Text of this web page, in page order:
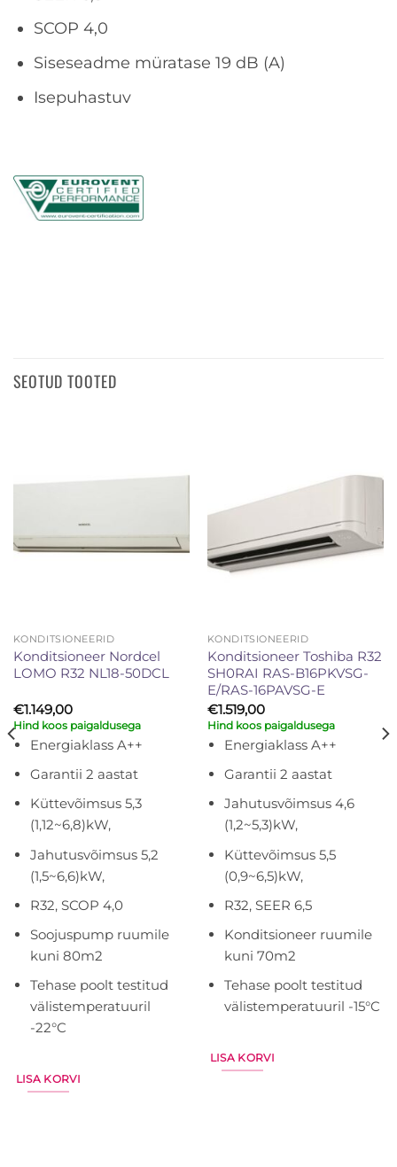
SCOP 4,0
Siseseadme müratase 19 dB (A)
Isepuhastuv
SEOTUD TOOTED
KONDITSIONEERID
Konditsioneer Nordcel
LOMO R32 NL18-50DCL
€1.149,00
Hind koos paigaldusega
Energiaklass A++
Garantii 2 aastat
Küttevõimsus 5,3
(1,12~6,8)kW,
Jahutusvõimsus 5,2
(1,5~6,6)kW,
R32, SCOP 4,0
Soojuspump ruumile
kuni 80m2
Tehase poolt testitud
välistemperatuuril
-22°C
LISA KORVI
KONDITSIONEERID
Konditsioneer Toshiba R32
SH0RAI RAS-B16PKVSG-
E/RAS-16PAVSG-E
€1.519,00
Hind koos paigaldusega
Energiaklass A++
Garantii 2 aastat
Jahutusvõimsus 4,6
(1,2~5,3)kW,
Küttevõimsus 5,5
(0,9~6,5)kW,
R32, SEER 6,5
Konditsioneer ruumile
kuni 70m2
Tehase poolt testitud
välistemperatuuril -15°C
LISA KORVI